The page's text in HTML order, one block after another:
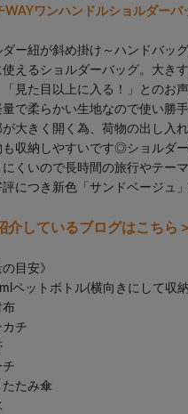
WAYワンハンドルショルダーバ
ダー紐が斜め掛け～ハンドバッ
使えるショルダーバッグ。大き
「見た目以上に入る！」とのお
量で柔らかい生地なので使い勝
が大きく開く為、荷物の出し入
も収納しやすいです◎ショルダ
にくいので長時間の旅行やテー
につき新色「サンドベージュ
介しているブログはこちら
の目安》
ペットボトル(横向きにして収
布
カチ
チ
たたみ傘